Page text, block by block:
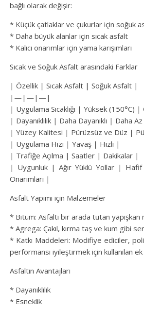
bağlı olarak değişir:
* Küçük çatlaklar ve çukurlar için soğuk
* Daha büyük alanlar için sıcak asfalt
* Kalıcı onarımlar için yama karışımları
Sıcak ve Soğuk Asfalt arasındaki Farklar
| Özellik | Sıcak Asfalt | Soğuk Asfalt |
|—|—|—|
| Uygulama Sıcaklığı | Yüksek (150°C) |
| Dayanıklılık | Daha Dayanıklı | Daha Az
| Yüzey Kalitesi | Pürüzsüz ve Düz |
| Uygulama Hızı | Yavaş | Hızlı |
| Trafiğe Açılma | Saatler | Dakikalar |
| Uygunluk | Ağır Yüklü Yollar | Hafif
Onarımları |
Asfalt Yapımı için Malzemeler
* Bitüm: Asfaltı bir arada tutan yapışkan
* Agrega: Çakıl, kırma taş ve kum gibi
* Katkı Maddeleri: Modifiye ediciler,
performansı iyileştirmek için kullanılan
Asfaltın Avantajları
* Dayanıklılık
* Esneklik